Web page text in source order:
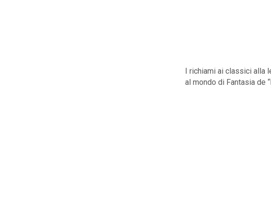
I richiami ai classici alla
al mondo di Fantasia de